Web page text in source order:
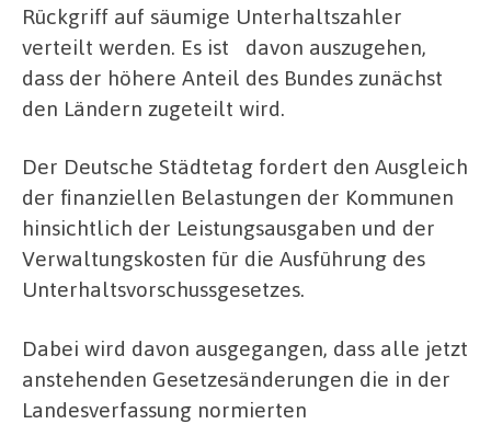
Rückgriff auf säumige Unterhaltszahler
verteilt werden. Es ist davon auszugehen,
dass der höhere Anteil des Bundes zunächst
den Ländern zugeteilt wird.
Der Deutsche Städtetag fordert den Ausgleich
der finanziellen Belastungen der Kommunen
hinsichtlich der Leistungsausgaben und der
Verwaltungskosten für die Ausführung des
Unterhaltsvorschussgesetzes.
Dabei wird davon ausgegangen, dass alle jetzt
anstehenden Gesetzesänderungen die in der
Landesverfassung normierten